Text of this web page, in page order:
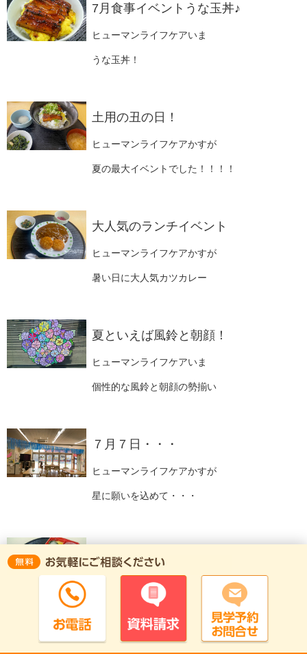
7月食事イベントうな玉丼♪
ヒューマンライフケアいま
うな玉丼！
土用の丑の日！
ヒューマンライフケアかすが
夏の最大イベントでした！！！！
大人気のランチイベント
ヒューマンライフケアかすが
暑い日に大人気カツカレー
夏といえば風鈴と朝顔！
ヒューマンライフケアいま
個性的な風鈴と朝顔の勢揃い
７月７日・・・
ヒューマンライフケアかすが
星に願いを込めて・・・
7月食事イベント♪七夕御膳♪
ヒューマンライフケアいま